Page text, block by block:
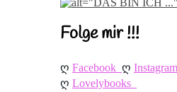
Folge mir !!!
ღ Facebook ღ Instagram
ღ Lovelybooks